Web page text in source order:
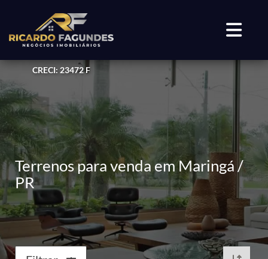
CRECI: 23472 F
Terrenos para venda em Maringá /
PR